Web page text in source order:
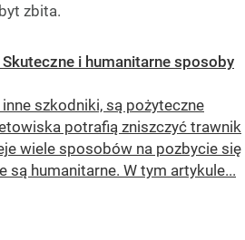
zbita.
i humanitarne sposoby
szkodniki, są pożyteczne
potrafią zniszczyć trawnik
wiele sposobów na pozbycie się
są humanitarne. W tym artykule...